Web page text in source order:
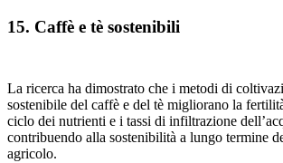
15. Caffè e tè sostenibili
La ricerca ha dimostrato che i metodi di
sostenibile del caffè e del tè migliorano la
ciclo dei nutrienti e i tassi di infiltrazione
contribuendo alla sostenibilità a lungo termine
agricolo.